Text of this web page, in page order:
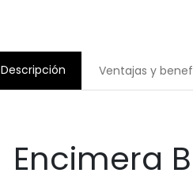
Descripción Ventajas y
Encimera